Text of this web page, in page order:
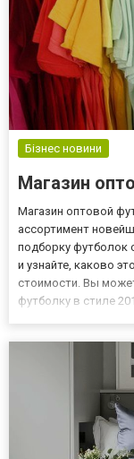
Бізнес новини
Магазин
Магазин оптовой
ассортимент
подборку футболок
и узнайте, каково
стоимости. Вы
футболку в стиле